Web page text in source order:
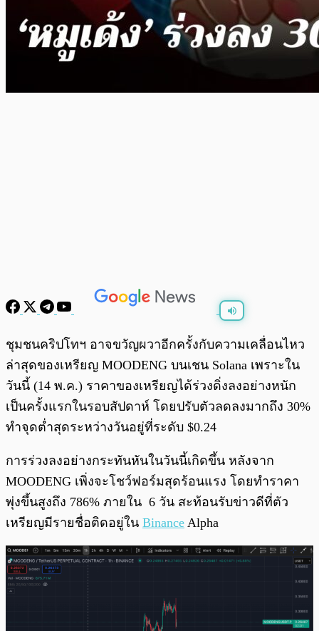
พร้อมเล่น / 0:00
ชุมชนคริปโทฯ อาจขวัญผวาอีกครั้งกับความเคลื่อนไหว
ล่าสุดของเหรียญ MOODENG บนเชน Solana เพราะใน
วันนี้ (14 พ.ค.) ราคาของเหรียญได้ร่วงดิ่งลงอย่างหนัก
เป็นครั้งแรกในรอบสัปดาห์ โดยปรับตัวลดลงมากถึง 30%
ทำจุดต่ำสุดระหว่างวันอยู่ที่ระดับ $0.24
การร่วงลงอย่างกระทันหันในวันนี้เกิดขึ้น หลังจาก
MOODENG เพิ่งจะโชว์ฟอร์มสุดร้อนแรง โดยทำราคา
พุ่งขึ้นสูงถึง 786% ภายใน 6 วัน สะท้อนรับข่าวดีที่ตัว
เหรียญมีรายชื่อติดอยู่ใน Binance Alpha